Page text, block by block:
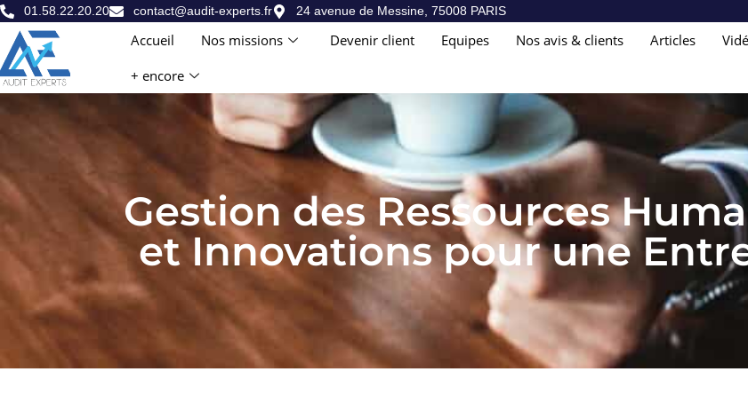
01.58.22.20.20 contact@audit-experts.fr 24 avenue de Messine, 75008 PARIS
Accueil Nos missions Devenir client Equipes Nos avis & clients Articles
+ encore
Gestion des Ressources
et Innovations pour une